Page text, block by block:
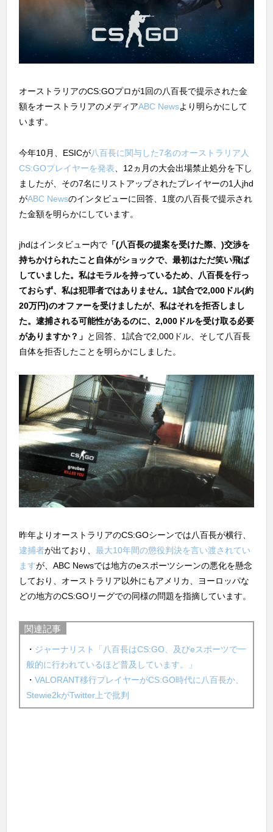
オーストラリアのCS:GOプロが1回の八百長で提示された金
額をオーストラリアのメディアABC Newsより明らかにして
います。
今年10月、ESICが八百長に関与した7名のオーストラリア人
CS:GOプレイヤーを発表 、12ヵ月の大会出場禁止処分を下し
ましたが、その7名にリストアップされたプレイヤーの1人jhd
がABC Newsのインタビューに回答、1度の八百長で提示され
た金額を明らかにしています。
jhdはインタビュー内で 「(八百長の提案を受けた際、)交渉を
持ちかけられたこと自体がショックで、最初はただ笑い飛ば
していました。私はモラルを持っているため、八百長を行っ
ておらず、私は犯罪者ではありません。1試合で2,000ドル(約
20万円)のオファーを受けましたが、私はそれを拒否しまし
た。逮捕される可能性があるのに、2,000ドルを受け取る必要
がありますか？」 と回答、1試合で2,000ドル、そして八百長
自体を拒否したことを明らかにしました。
昨年よりオーストラリアのCS:GOシーンでは八百長が横行、
逮捕者が出ており、 最大10年間の懲役判決を言い渡されてい
ますが、ABC Newsでは地方のeスポーツシーンの悪化を懸念
しており、オーストラリア以外にもアメリカ、ヨーロッパな
どの地方のCS:GOリーグでの同様の問題を指摘しています。
関連記事
・ ジャーナリスト「八百長はCS:GO、及びeスポーツで一
般的に行われているほど普及しています。」
・ VALORANT移行プレイヤーがCS:GO時代に八百長か、
Stewie2kがTwitter上で批判